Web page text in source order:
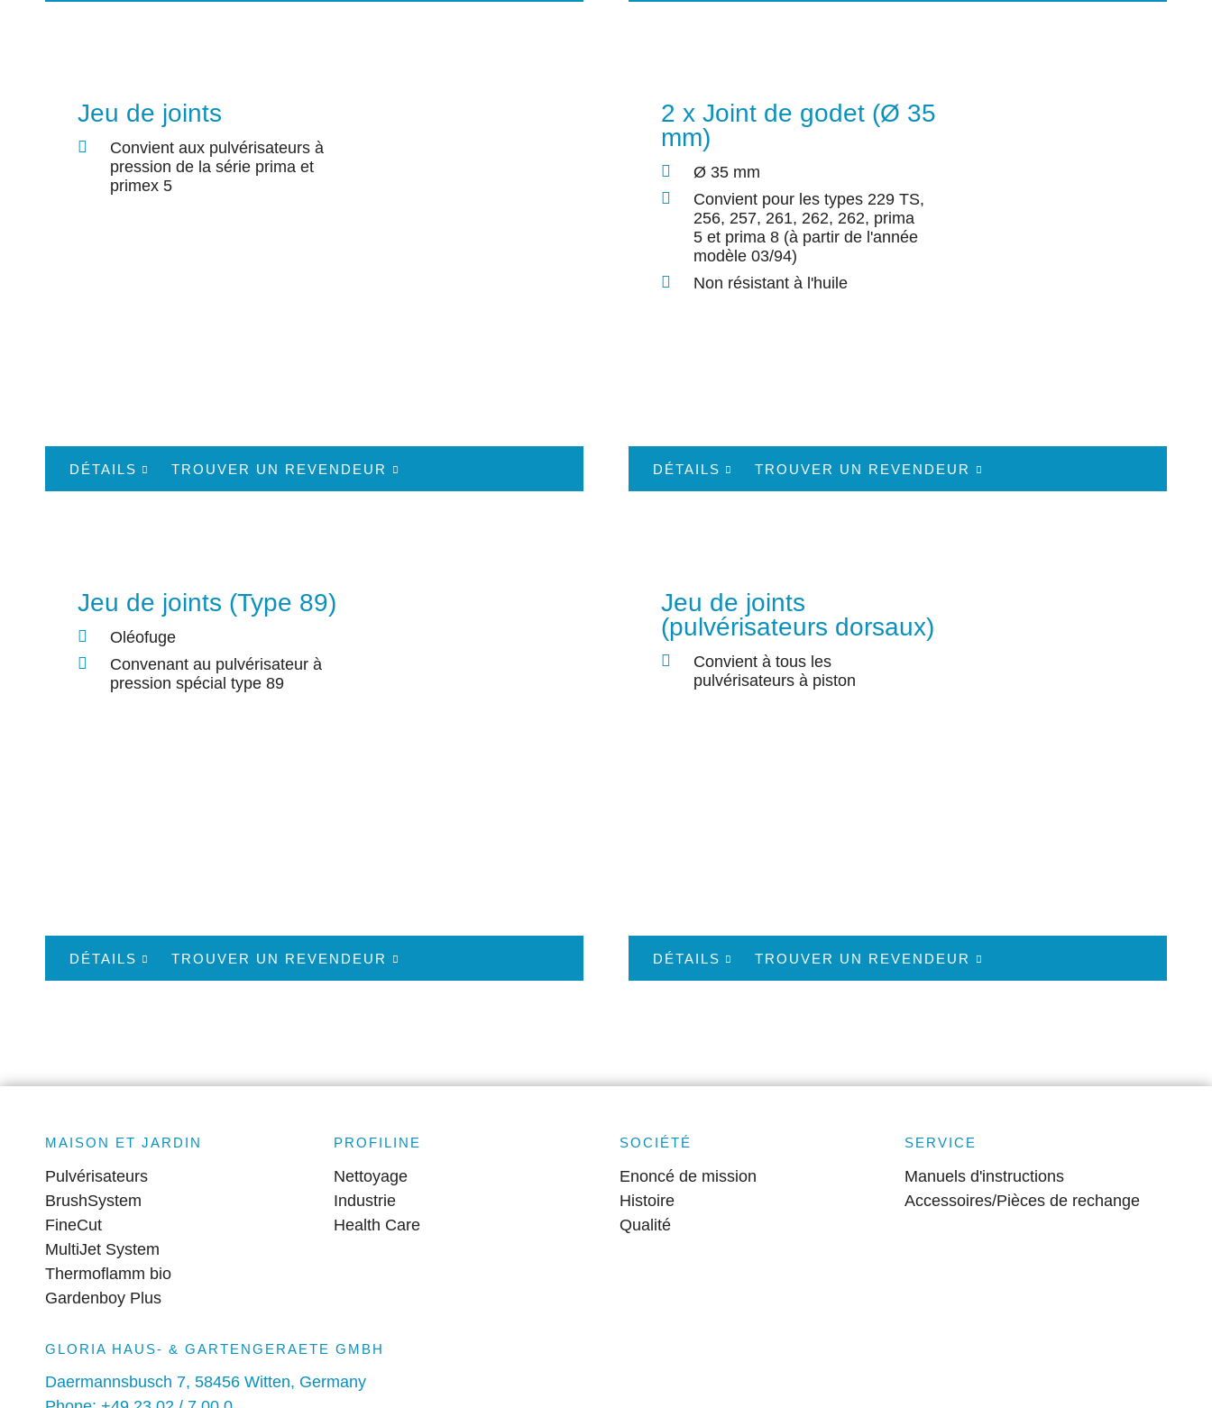
Jeu de joints
Convient aux pulvérisateurs à
pression de la série prima et
primex 5
DÉTAILS TROUVER UN REVENDEUR
2 x Joint de godet (Ø 35
mm)
Ø 35 mm
Convient pour les types 229 TS,
256, 257, 261, 262, 262, prima
5 et prima 8 (à partir de l'année
modèle 03/94)
Non résistant à l'huile
DÉTAILS TROUVER UN REVENDEUR
Jeu de joints (Type 89)
Oléofuge
Convenant au pulvérisateur à
pression spécial type 89
DÉTAILS TROUVER UN REVENDEUR
Jeu de joints
(pulvérisateurs dorsaux)
Convient à tous les
pulvérisateurs à piston
DÉTAILS TROUVER UN REVENDEUR
MAISON ET JARDIN
Pulvérisateurs
BrushSystem
FineCut
MultiJet System
Thermoflamm bio
Gardenboy Plus
PROFILINE
Nettoyage
Industrie
Health Care
SOCIÉTÉ
Enoncé de mission
Histoire
Qualité
SERVICE
Manuels d'instructions
Accessoires/Pièces de rechange
GLORIA HAUS- & GARTENGERAETE GMBH
Daermannsbusch 7, 58456 Witten, Germany